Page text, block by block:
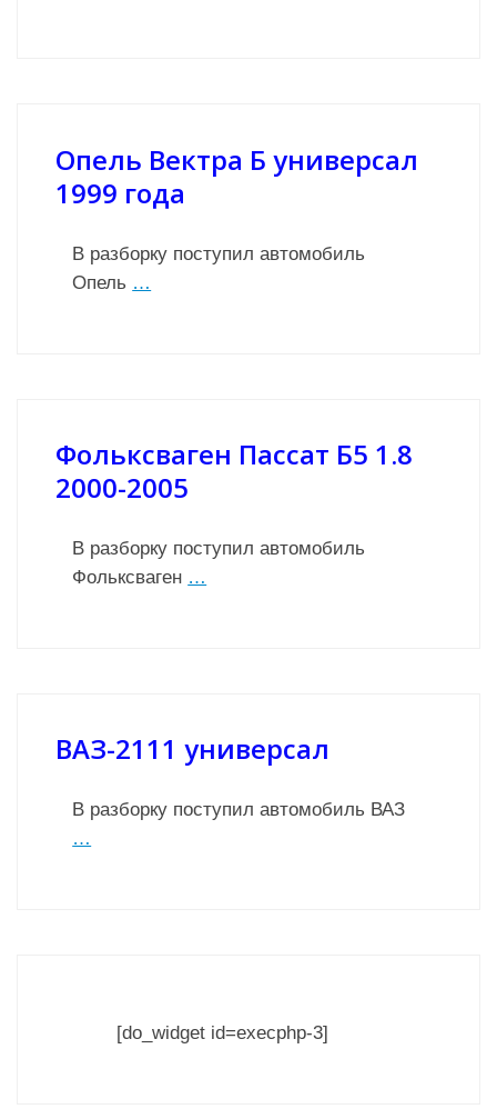
Опель Вектра Б универсал
1999 года
В разборку поступил автомобиль
Опель …
Фольксваген Пассат Б5 1.8
2000-2005
В разборку поступил автомобиль
Фольксваген …
ВАЗ-2111 универсал
В разборку поступил автомобиль ВАЗ
…
[do_widget id=execphp-3]